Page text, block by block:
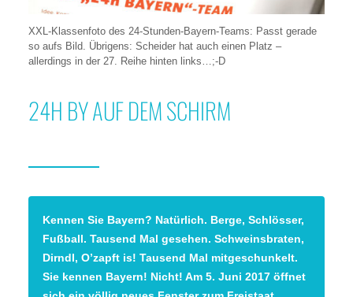
XXL-Klassenfoto des 24-Stunden-Bayern-Teams: Passt gerade
so aufs Bild. Übrigens: Scheider hat auch einen Platz –
allerdings in der 27. Reihe hinten links…;-D
24H BY AUF DEM SCHIRM
Kennen Sie Bayern? Natürlich. Berge, Schlösser,
Fußball. Tausend Mal gesehen. Schweinsbraten,
Dirndl, O’zapft is! Tausend Mal mitgeschunkelt.
Sie kennen Bayern! Nicht! Am 5. Juni 2017 öffnet